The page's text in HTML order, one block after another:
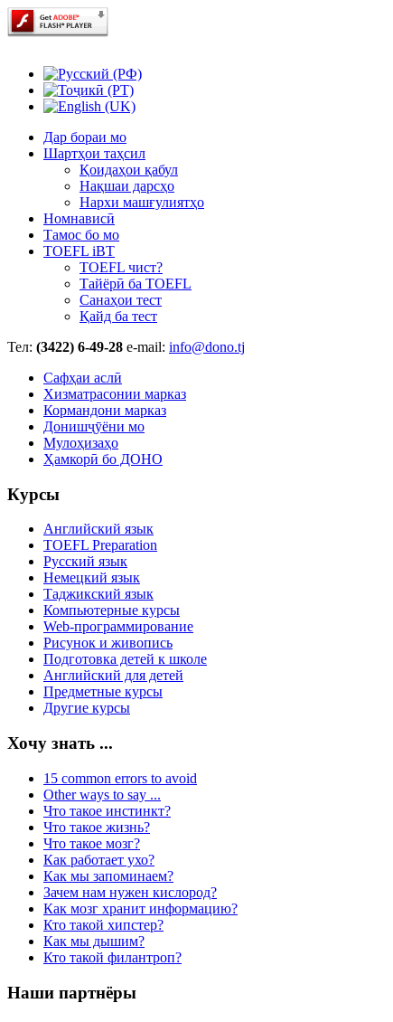
Дар бораи мо
Шартҳои таҳсил
Қоидаҳои қабул
Нақшаи дарсҳо
Нархи машғулиятҳо
Номнависӣ
Тамос бо мо
TOEFL iBT
TOEFL чист?
Тайёрӣ ба TOEFL
Санаҳои тест
Қайд ба тест
Тел: (3422) 6-49-28 e-mail: info@dono.tj
Сафҳаи аслӣ
Хизматрасонии марказ
Кормандони марказ
Донишҷӯёни мо
Мулоҳизаҳо
Ҳамкорӣ бо ДОНО
Курсы
Английский язык
TOEFL Preparation
Русский язык
Немецкий язык
Таджикский язык
Компьютерные курсы
Web-программирование
Рисунок и живопись
Подготовка детей к школе
Английский для детей
Предметные курсы
Другие курсы
Хочу знать ...
15 common errors to avoid
Other ways to say ...
Что такое инстинкт?
Что такое жизнь?
Что такое мозг?
Как работает ухо?
Как мы запоминаем?
Зачем нам нужен кислород?
Как мозг хранит информацию?
Кто такой хипстер?
Как мы дышим?
Кто такой филантроп?
Наши партнёры